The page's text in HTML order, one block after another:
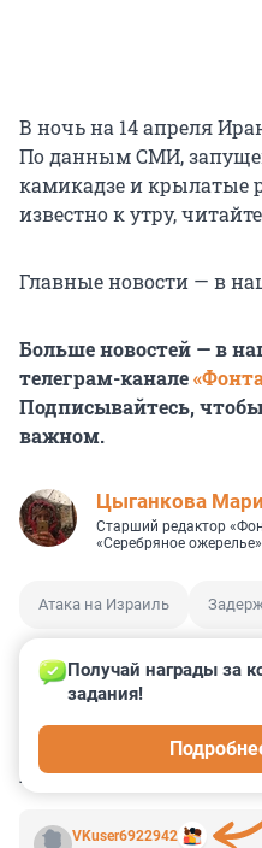
В ночь на 14 апреля
По данным СМИ,
камикадзе и крылатые
известно к утру,
Главные новости — в
Больше новостей — в
телеграм-канале
Подписывайтесь,
важном.
Цыганкова
Старший редактор
«Серебряное
Атака на Израиль
КОММЕНТАРИИ 7
VKuser6922942
Получай награды за
задания!